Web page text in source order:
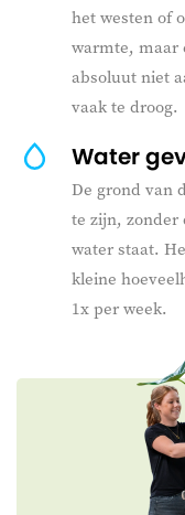
het westen of
warmte, maar
absoluut niet
vaak te droog.
Water
De grond van
te zijn, zonder
water staat.
kleine
1x per week.